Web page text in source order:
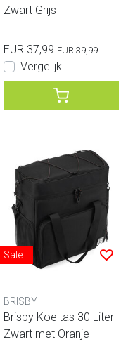
Zwart Grijs
EUR 37,99 EUR 39,99
Vergelijk
Sale
BRISBY
Brisby Koeltas 30 Liter
Zwart met Oranje